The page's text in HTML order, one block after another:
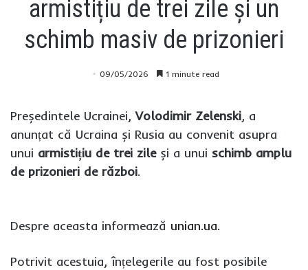
armistițiu de trei zile și un
schimb masiv de prizonieri
09/05/2026 1 minute read
Președintele Ucrainei,Volodimir Zelenski, a
anunțat că Ucraina și Rusia au convenit asupra
unui armistițiu de trei zileși a unui schimb amplu
de prizonieri de război.
Despre aceasta informează unian.ua.
Potrivit acestuia, înțelegerile au fost posibile